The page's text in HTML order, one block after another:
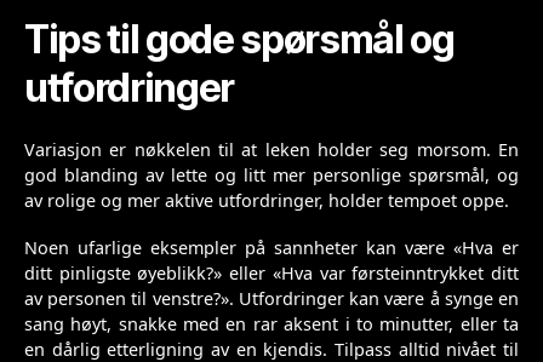
Tips til gode spørsmål og
utfordringer
Variasjon er nøkkelen til at leken holder seg morsom. En
god blanding av lette og litt mer personlige spørsmål, og
av rolige og mer aktive utfordringer, holder tempoet oppe.
Noen ufarlige eksempler på sannheter kan være «Hva er
ditt pinligste øyeblikk?» eller «Hva var førsteinntrykket ditt
av personen til venstre?». Utfordringer kan være å synge en
sang høyt, snakke med en rar aksent i to minutter, eller ta
en dårlig etterligning av en kjendis. Tilpass alltid nivået til